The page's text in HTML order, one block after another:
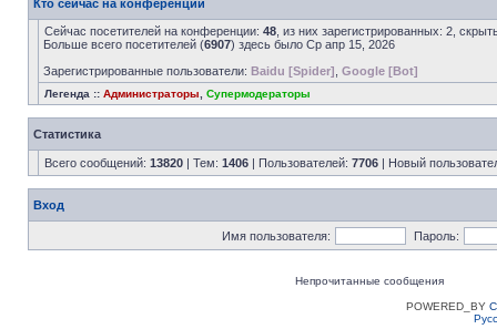
Кто сейчас на конференции
Сейчас посетителей на конференции: 48 , из них зарегистрированных: 2,
Больше всего посетителей (6907) здесь было Ср апр 15, 2026
Зарегистрированные пользователи: Baidu [Spider] Google [Bot]
Легенда :: Администраторы Супермодераторы
Статистика
Всего сообщений: 13820 | Тем: 1406 | Пользователей: 7706 | Новый
Вход
Имя пользователя: Пароль:
Непрочитанные сообщения
POWERED_BY